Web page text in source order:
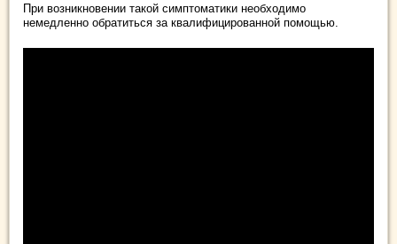
При возникновении такой симптоматики необходимо
немедленно обратиться за квалифицированной помощью.